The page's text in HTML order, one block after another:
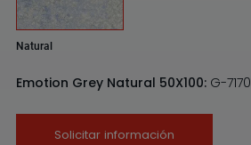
Natural
Emotion Grey Natural 50X100: G-7170
Solicitar información